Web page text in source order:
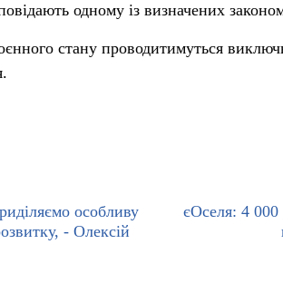
одному із визначених
стану проводитимуться
особливу
- Олексій
єОселя: 4 000